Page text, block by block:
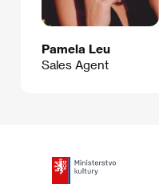
Pamela Leu
Sales Agent